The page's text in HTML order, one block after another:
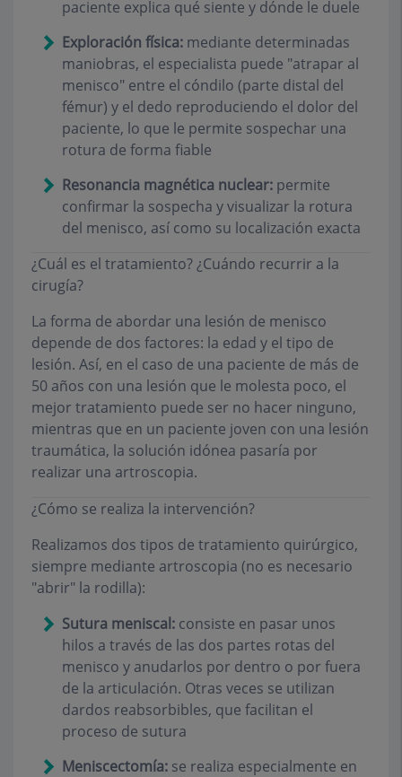
paciente explica qué siente y dónde le duele
Exploración física: mediante determinadas
maniobras, el especialista puede "atrapar al
menisco" entre el cóndilo (parte distal del
fémur) y el dedo reproduciendo el dolor del
paciente, lo que le permite sospechar una
rotura de forma fiable
Resonancia magnética nuclear: permite
confirmar la sospecha y visualizar la rotura
del menisco, así como su localización exacta
¿Cuál es el tratamiento? ¿Cuándo recurrir a la
cirugía?
La forma de abordar una lesión de menisco
depende de dos factores: la edad y el tipo de
lesión. Así, en el caso de una paciente de más de
50 años con una lesión que le molesta poco, el
mejor tratamiento puede ser no hacer ninguno,
mientras que en un paciente joven con una lesión
traumática, la solución idónea pasaría por
realizar una artroscopia.
¿Cómo se realiza la intervención?
Realizamos dos tipos de tratamiento quirúrgico,
siempre mediante artroscopia (no es necesario
"abrir" la rodilla):
Sutura meniscal: consiste en pasar unos
hilos a través de las dos partes rotas del
menisco y anudarlos por dentro o por fuera
de la articulación. Otras veces se utilizan
dardos reabsorbibles, que facilitan el
proceso de sutura
Meniscectomía: se realiza especialmente en